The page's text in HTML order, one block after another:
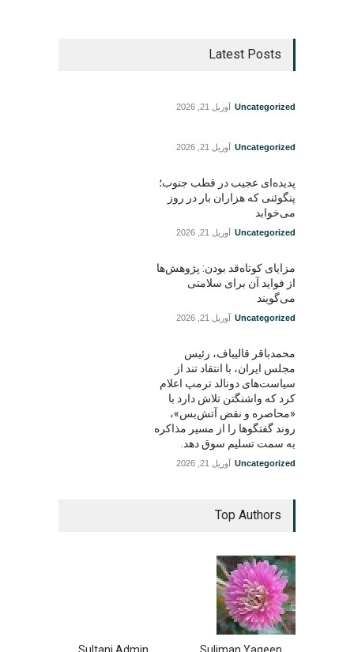
Latest Posts
Uncategorized آوریل 21, 2026
Uncategorized آوریل 21, 2026
پدیده‌ای عجیب در قطب جنوب؛
پنگوئنی که هزاران بار در روز
می‌خوابد
Uncategorized آوریل 21, 2026
مزایای کوتاه‌قد بودن: پژوهش‌ها
از فواید آن برای سلامتی
می‌گویند
Uncategorized آوریل 21, 2026
محمدباقر قالیباف، رئیس
مجلس ایران، با انتقاد تند از
سیاست‌های دونالد ترمپ اعلام
کرد که واشنگتن تلاش دارد با
«محاصره و نقض آتش‌بس»،
روند گفتگوها را از مسیر مذاکره
به سمت تسلیم سوق دهد.
Uncategorized آوریل 21, 2026
Top Authors